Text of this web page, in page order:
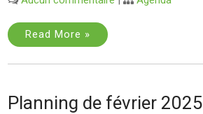
Read More »
Planning de février 2025